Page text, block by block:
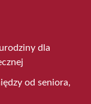
dla
od seniora,